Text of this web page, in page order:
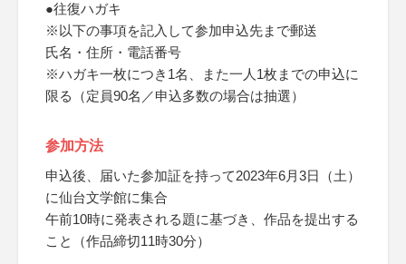
●往復ハガキ
※以下の事項を記入して参加申込先まで郵送
氏名・住所・電話番号
※ハガキ一枚につき1名、また一人1枚までの申込に
限る（定員90名／申込多数の場合は抽選）
参加方法
申込後、届いた参加証を持って2023年6月3日（土）
に仙台文学館に集合
午前10時に発表される題に基づき、作品を提出する
こと（作品締切11時30分）